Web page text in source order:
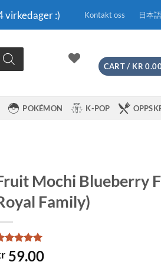
virkedager :) Kontakt oss 日本
CART / KR
POKÉMON K-POP
Mochi Blueberry
Family)
5
of 5
59.00